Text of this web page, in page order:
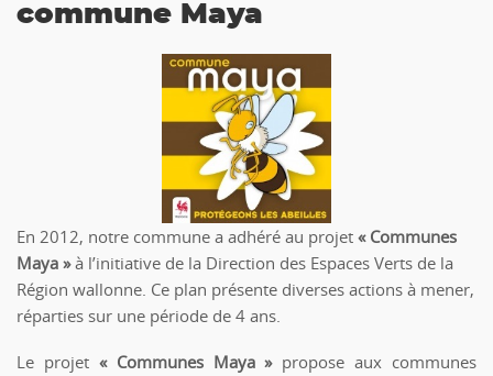
commune Maya
En 2012, notre commune a adhéré au projet « Communes
Maya »à l’initiative de la Direction des Espaces Verts de la
Région wallonne. Ce plan présente diverses actions à mener,
réparties sur une période de 4 ans.
Le projet « Communes Maya » propose aux communes